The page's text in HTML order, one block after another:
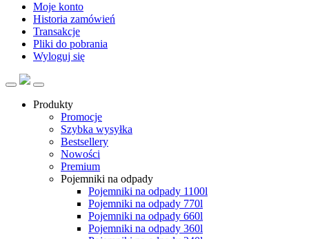
Moje konto
Historia zamówień
Transakcje
Pliki do pobrania
Wyloguj się
Produkty
Promocje
Szybka wysyłka
Bestsellery
Nowości
Premium
Pojemniki na odpady
Pojemniki na odpady 1100l
Pojemniki na odpady 770l
Pojemniki na odpady 660l
Pojemniki na odpady 360l